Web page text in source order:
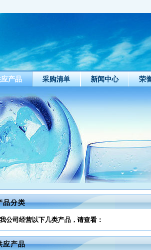
产品 采购清单 新闻中心 荣
品分类
我公司经营以下几类产品，请查看：
应产品